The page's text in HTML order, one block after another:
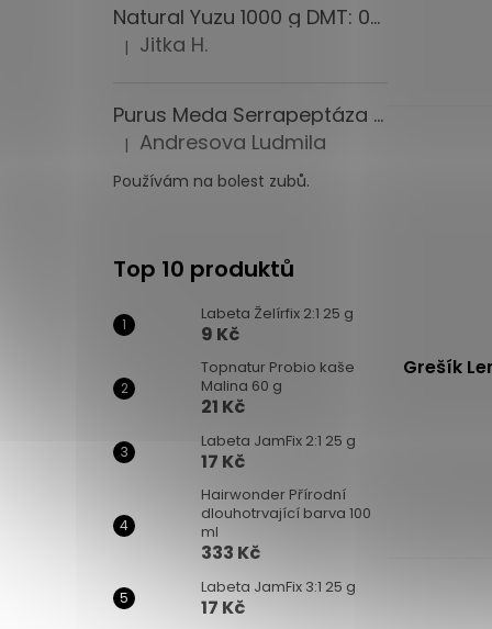
Natural Yuzu 1000 g DMT: 09.08.2026
Hodnocení produktu je 5 z 5 hvězdiček.
| Jitka H.
Purus Meda Serrapeptáza extra PM 120 000 I.U. 60 kapslí
Hodnocení produktu je 5 z 5 hvězdiček.
| Andresova Ludmila
Používám na bolest zubů.
Top 10 produktů
Labeta Želírfix 2:1 25 g
9 Kč
Topnatur Probio kaše
Malina 60 g
21 Kč
Labeta JamFix 2:1 25 g
17 Kč
Hairwonder Přírodní
dlouhotrvající barva 100
ml
333 Kč
Labeta JamFix 3:1 25 g
17 Kč
Grešík